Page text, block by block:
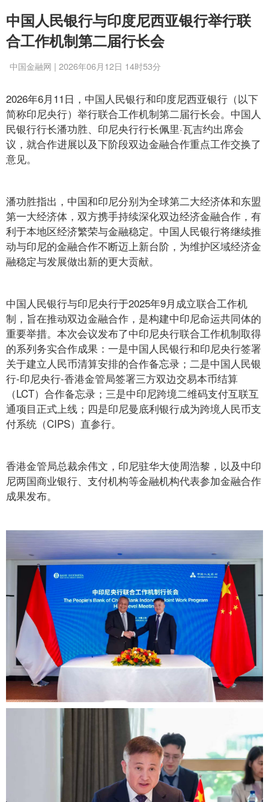
中国人民银行与印度尼西亚银行举行联
合工作机制第二届行长会
中国金融网 | 2026年06月12日 14时53分
2026年6月11日，中国人民银行和印度尼西亚银行（以下
简称印尼央行）举行联合工作机制第二届行长会。中国人
民银行行长潘功胜、印尼央行行长佩里·瓦吉约出席会
议，就合作进展以及下阶段双边金融合作重点工作交换了
意见。
潘功胜指出，中国和印尼分别为全球第二大经济体和东盟
第一大经济体，双方携手持续深化双边经济金融合作，有
利于本地区经济繁荣与金融稳定。中国人民银行将继续推
动与印尼的金融合作不断迈上新台阶，为维护区域经济金
融稳定与发展做出新的更大贡献。
中国人民银行与印尼央行于2025年9月成立联合工作机
制，旨在推动双边金融合作，是构建中印尼命运共同体的
重要举措。本次会议发布了中印尼央行联合工作机制取得
的系列务实合作成果：一是中国人民银行和印尼央行签署
关于建立人民币清算安排的合作备忘录；二是中国人民银
行-印尼央行-香港金管局签署三方双边交易本币结算
（LCT）合作备忘录；三是中印尼跨境二维码支付互联互
通项目正式上线；四是印尼曼底利银行成为跨境人民币支
付系统（CIPS）直参行。
香港金管局总裁余伟文，印尼驻华大使周浩黎，以及中印
尼两国商业银行、支付机构等金融机构代表参加金融合作
成果发布。